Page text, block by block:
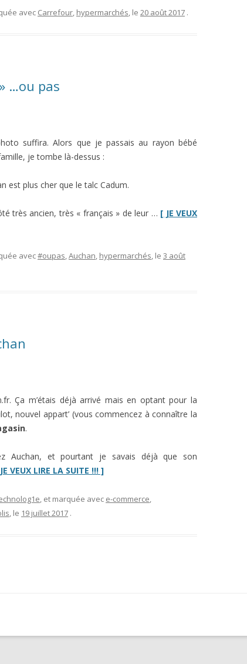
avec Carrefour, hypermarchés, le 20 août 2017 .
…ou pas
suffira. Alors que je passais au rayon bébé
je tombe là-dessus :
est plus cher que le talc Cadum.
très ancien, très « français » de leur … [ JE VEUX
avec#oupas,Auchan, hypermarchés, le 3 août
Ça m’étais déjà arrivé mais en optant pour la
nouvel appart’ (vous commencez à connaître la
.
Auchan, et pourtant je savais déjà que son
VEUX LIRE LA SUITE !!! ]“La
en
, et marquée avec e-commerce,
, le 19 juillet 2017 .